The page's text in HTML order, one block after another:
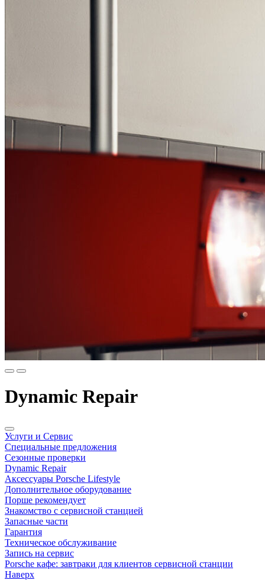
Dynamic Repair
Услуги и Сервис
Специальные предложения
Сезонные проверки
Dynamic Repair
Аксессуары Porsche Lifestyle
Дополнительное оборудование
Порше рекомендует
Знакомство с сервисной станцией
Запасные части
Гарантия
Техническое обслуживание
Запись на сервис
Porsche кафе: завтраки для клиентов сервисной станции
Наверх